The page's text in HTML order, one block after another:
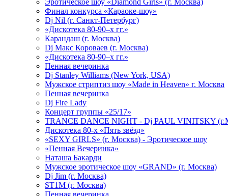
Эротическое шоу «Diamond Girls» (г. Москва)
Финал конкурса «Караоке-шоу»
Dj Nil (г. Санкт-Петербург)
«Дискотека 80-90–х гг.»
Карандаш (г. Москва)
Dj Макс Короваев (г. Москва)
«Дискотека 80-90–х гг.»
Пенная вечеринка
Dj Stanley Williams (New York, USA)
Мужское стриптиз шоу «Made in Heaven» г. Москва
Пенная вечеринка
Dj Fire Lady
Концерт группы «25/17»
TRANCE DANCE NIGHT - Dj PAUL VINITSKY
Дискотека 80-х «Пять звёзд»
«SEXY GIRLS» (г. Москва) - Эротическое шоу
«Пенная Вечеринка»
Hаташа Бакарди
Мужское эротическое шоу «GRAND» (г. Москва)
Dj Jim (г. Москва)
ST1M (г. Москва)
Пенная вечеринка